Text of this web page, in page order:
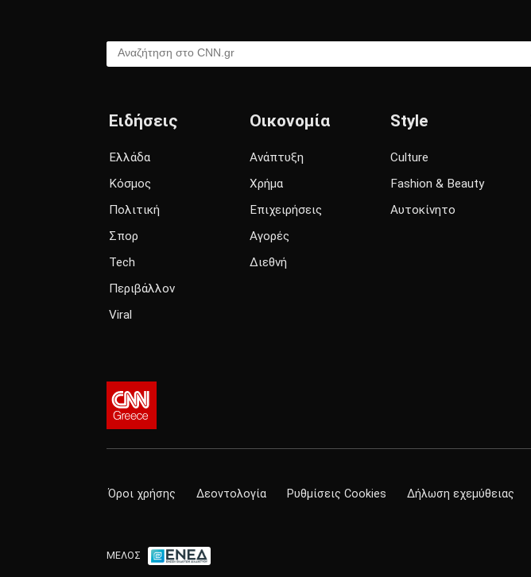
Αναζήτηση στο CNN.gr
Ειδήσεις
Ελλάδα
Κόσμος
Πολιτική
Σπορ
Tech
Περιβάλλον
Viral
Οικονομία
Ανάπτυξη
Χρήμα
Επιχειρήσεις
Αγορές
Διεθνή
Style
Culture
Fashion & Beauty
Αυτοκίνητο
Όροι χρήσης Δεοντολογία Ρυθμίσεις Cookies Δήλωση εχεμύθειας
ΜΕΛΟΣ